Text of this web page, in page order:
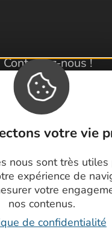
votre vie
nous sont très utiles
expérience de
votre
nos contenus.
de confidentialité
Contactez-nous !
Foire aux questions
Brochures
et
Latitude Gard